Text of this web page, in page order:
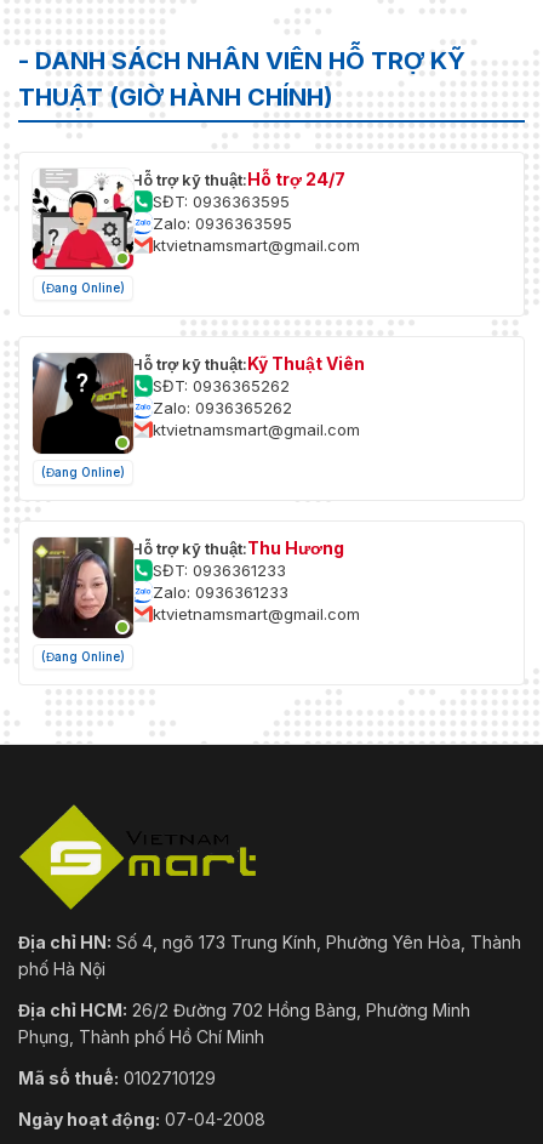
- DANH SÁCH NHÂN VIÊN HỖ TRỢ KỸ
THUẬT (GIỜ HÀNH CHÍNH)
(Đang Online)
Hỗ trợ kỹ thuật:Hỗ trợ 24/7
SĐT: 0936363595
Zalo: 0936363595
ktvietnamsmart@gmail.com
(Đang Online)
Hỗ trợ kỹ thuật:Kỹ Thuật Viên
SĐT: 0936365262
Zalo: 0936365262
ktvietnamsmart@gmail.com
(Đang Online)
Hỗ trợ kỹ thuật:Thu Hương
SĐT: 0936361233
Zalo: 0936361233
ktvietnamsmart@gmail.com
Địa chỉ HN: Số 4, ngõ 173 Trung Kính, Phường Yên Hòa, Thành
phố Hà Nội
Địa chỉ HCM: 26/2 Đường 702 Hồng Bàng, Phường Minh
Phụng, Thành phố Hồ Chí Minh
Mã số thuế: 0102710129
Ngày hoạt động: 07-04-2008